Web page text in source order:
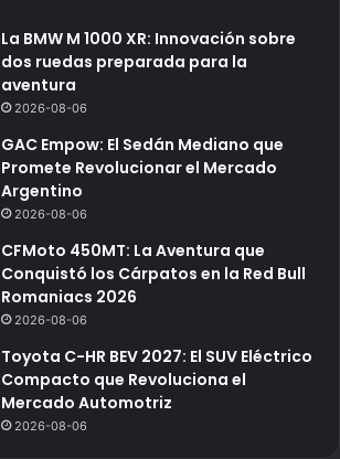
La BMW M 1000 XR: Innovación sobre
dos ruedas preparada para la
aventura
2026-08-06
GAC Empow: El Sedán Mediano que
Promete Revolucionar el Mercado
Argentino
2026-08-06
CFMoto 450MT: La Aventura que
Conquistó los Cárpatos en la Red Bull
Romaniacs 2026
2026-08-06
Toyota C-HR BEV 2027: El SUV Eléctrico
Compacto que Revoluciona el
Mercado Automotriz
2026-08-06